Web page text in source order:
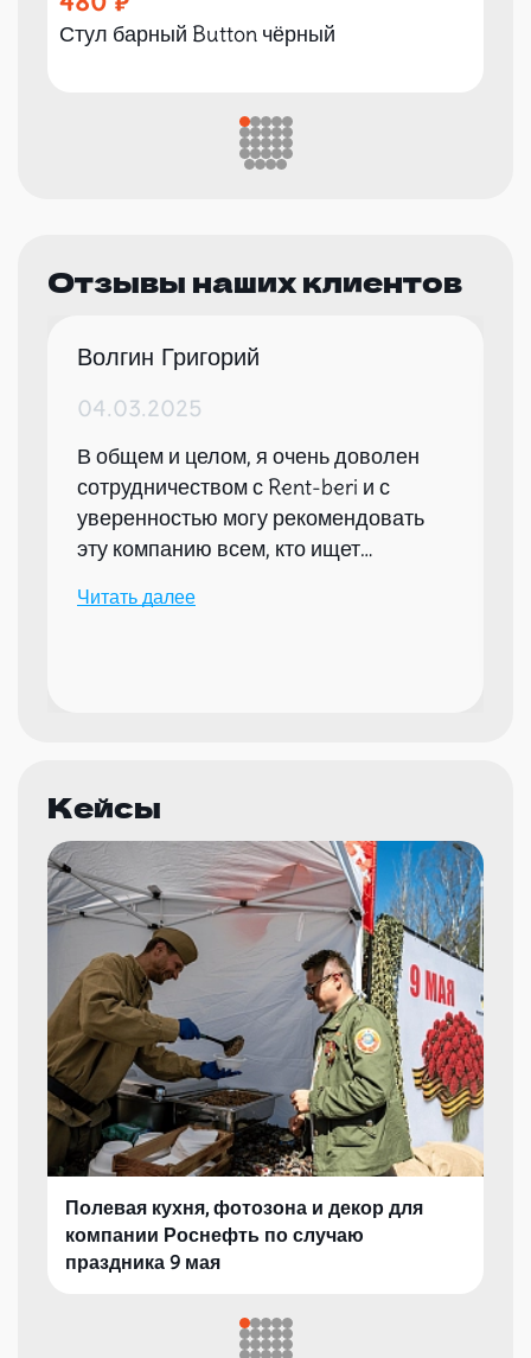
Стул барный Button чёрный
Отзывы наших клиентов
Волгин Григорий
04.03.2025
В общем и целом, я очень доволен
сотрудничеством с Rent-beri и с
уверенностью могу рекомендовать
эту компанию всем, кто ищет
мероприятий.
Читать далее
Кейсы
Полевая кухня, фотозона и декор для
компании Роснефть по случаю
праздника 9 мая